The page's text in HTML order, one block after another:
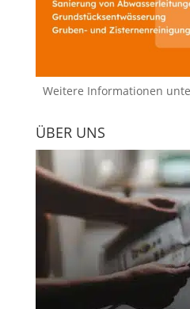
Weitere Informationen
ÜBER UNS